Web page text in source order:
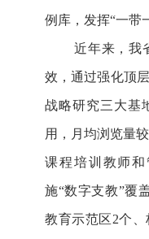
例库，发挥“一带
近年来，我
效，通过强化顶
战略研究三大基
用，月均浏览量
课程培训教师
施“数字支教”覆
教育示范区2个